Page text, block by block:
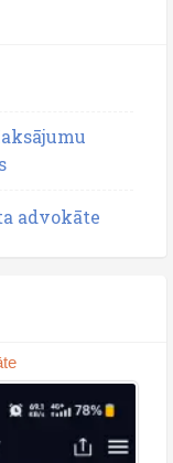
advokāte